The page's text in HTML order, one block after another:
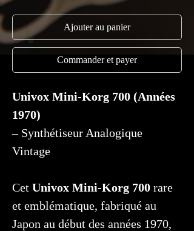
Ajouter au panier
Commander et payer
Univox Mini-Korg 700 (Années
1970)
– Synthétiseur Analogique
Vintage
Cet Univox Mini-Korg 700 rare
et emblématique, fabriqué au
Japon au début des années 1970,